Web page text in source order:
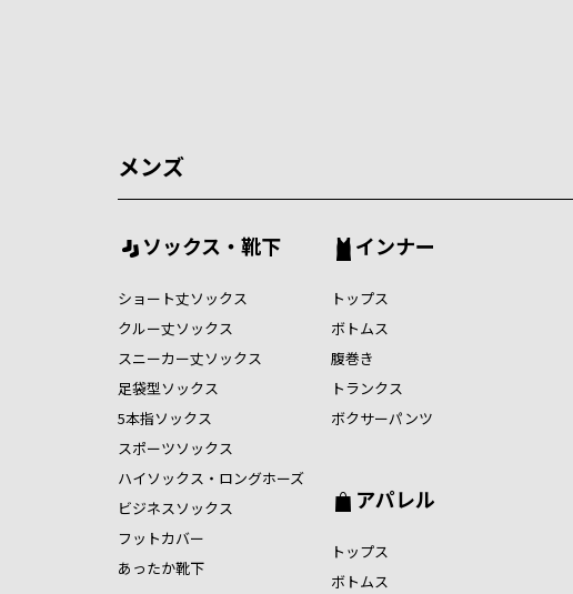
メンズ
ソックス・靴下
ショート丈ソックス
クルー丈ソックス
スニーカー丈ソックス
足袋型ソックス
5本指ソックス
スポーツソックス
ハイソックス・ロングホーズ
ビジネスソックス
フットカバー
あったか靴下
インナー
トップス
ボトムス
腹巻き
トランクス
ボクサーパンツ
アパレル
トップス
ボトムス